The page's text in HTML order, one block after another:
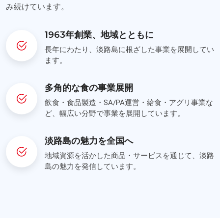
み続けています。
1963年創業、地域とともに
長年にわたり、淡路島に根ざした事業を展開してい
ます。
多角的な食の事業展開
飲食・食品製造・SA/PA運営・給食・アグリ事業な
ど、幅広い分野で事業を展開しています。
淡路島の魅力を全国へ
地域資源を活かした商品・サービスを通じて、淡路
島の魅力を発信しています。